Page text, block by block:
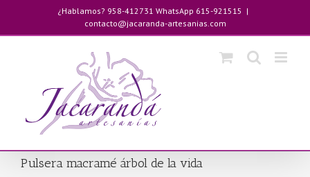
contenido
¿Hablamos? 958-412731 WhatsApp 615-921515 |
contacto@jacaranda-artesanias.com
Pulsera macramé árbol de la vida